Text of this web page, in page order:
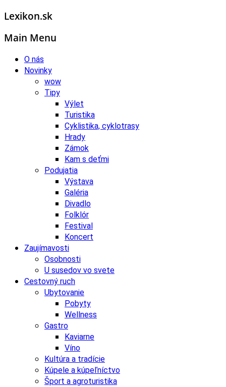
Lexikon.sk
Main Menu
O nás
Novinky
wow
Tipy
Výlet
Turistika
Cyklistika, cyklotrasy
Hrady
Zámok
Kam s deťmi
Podujatia
Výstava
Galéria
Divadlo
Folklór
Festival
Koncert
Zaujímavosti
Osobnosti
U susedov vo svete
Cestovný ruch
Ubytovanie
Pobyty
Wellness
Gastro
Kaviarne
Víno
Kultúra a tradície
Kúpele a kúpeľníctvo
Šport a agroturistika